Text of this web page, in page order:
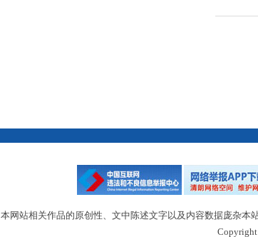
本网站相关作品的原创性、文中陈述文字以及内容数据庞杂本
Copyright